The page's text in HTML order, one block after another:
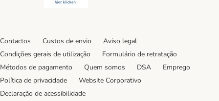
Contactos Custos de envio
Aviso legal
Condições gerais de utilização
Formulário de retratação
Métodos de pagamento
Quem somos DSA
Emprego
Política de privacidade
Website Corporativo
Declaração de acessibilidade